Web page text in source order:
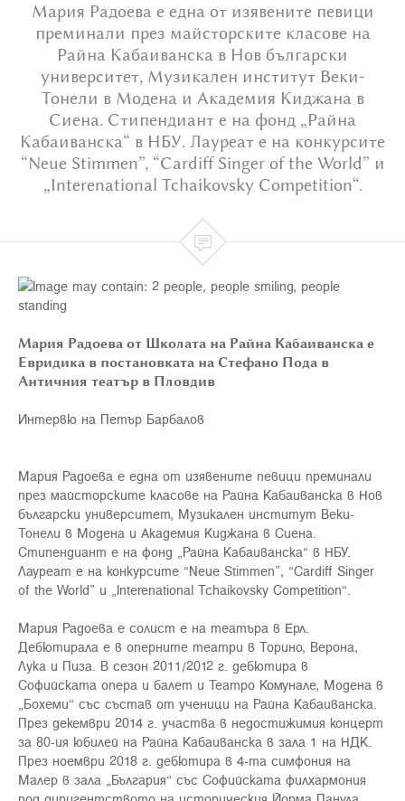
Мария Радоева е една от изявените певици
преминали през майсторските класове на
Райна Кабаиванска в Нов български
университет, Музикален институт Веки-
Тонели в Модена и Академия Киджана в
Сиена. Стипендиант е на фонд „Райна
Кабаиванска“ в НБУ. Лауреат е на конкурсите
“Neue Stimmen”, “Cardiff Singer of the World” и
„Interenational Tchaikovsky Competition“.

Мария Радоева от Школата на Райна Кабаиванска е
Евридика в постановката на Стефано Пода в
Античния театър в Пловдив
Интервю на Петър Барбалов
Мария Радоева е една от изявените певици преминали
през майсторските класове на Райна Кабаиванска в Нов
български университет, Музикален институт Веки-
Тонели в Модена и Академия Киджана в Сиена.
Стипендиант е на фонд „Райна Кабаиванска“ в НБУ.
Лауреат е на конкурсите “Neue Stimmen”, “Cardiff Singer
of the World” и „Interenational Tchaikovsky Competition“.
Мария Радоева е солист е на театъра в Ерл.
Дебютирала е в оперните театри в Торино, Верона,
Лука и Пиза. В сезон 2011/2012 г. дебютира в
Софийската опера и балет и Театро Комунале, Модена в
„Бохеми“ със състав от ученици на Райна Кабаиванска.
През декември 2014 г. участва в недостижимия концерт
за 80-ия юбилей на Райна Кабаиванска в зала 1 на НДК.
През ноември 2018 г. дебютира в 4-та симфония на
Малер в зала „България“ със Софийската филхармония